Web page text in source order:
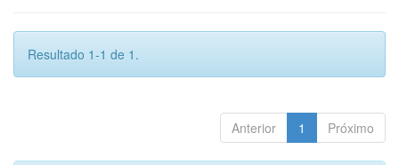
Resultado 1-1 de 1.
Anterior 1 Próximo